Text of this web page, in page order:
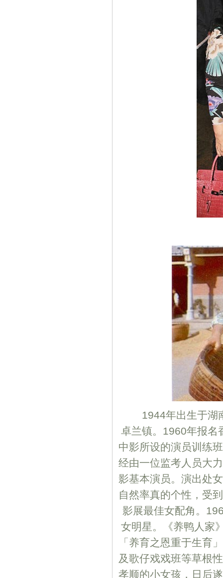
1944年出生于湖南
卓兰镇。1960年报名
中影所设的演员训练
经由一位监考人员大
影基本演员。演出处
自然率真的个性，受
影展最佳女配角。
女明星。《养鸭人家
「养育之恩重于生育
及歌仔戏戏班等草根
孝顺的小女孩，日后